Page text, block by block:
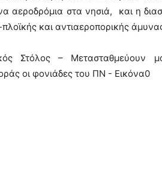
αεροδρόμια στα νησιά, και η
και αντιαεροπορικής